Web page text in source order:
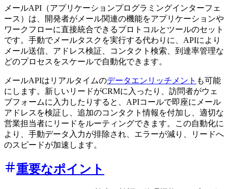
メールAPI（アプリケーションプログラミングインターフェ
ース）は、開発者がメール関連の機能をアプリケーションや
ワークフローに直接統合できるプロトコルとツールのセット
です。手動でメールタスクを実行する代わりに、APIにより
メール送信、アドレス検証、コンタクト検索、到達率管理な
どのプロセスをスケールで自動化できます。
メールAPIはリアルタイムのデータエンリッチメント も可能
にします。新しいリードがCRMに入ったり、訪問者がウェ
ブフォームに入力したりすると、APIコールで即座にメール
アドレスを検証し、追加のコンタクト情報を付加し、適切な
営業担当者にリードをルーティングできます。この自動化に
より、手動データ入力が排除され、エラーが減り、リードへ
のスピードが加速します。
重要なポイント